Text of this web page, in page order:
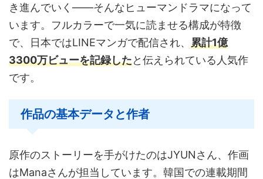
き進んでいく——そんなヒューマンドラマになって
います。フルカラーで一気に読ませる構成が特徴
で、日本ではLINEマンガで配信され、 累計1億
3300万ビューを記録したと伝えられている人気作
です。
作品の基本データと作者
原作のストーリーを手がけたのはJYUNさん、作画
はManaさんが担当しています。韓国での連載期間